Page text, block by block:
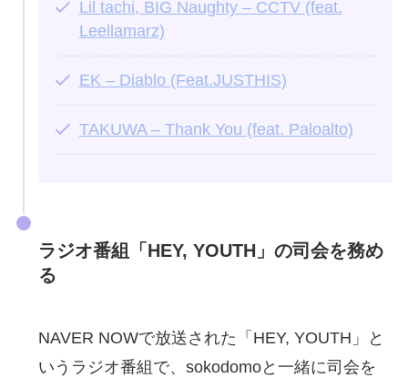
Lil tachi, BIG Naughty – CCTV (feat.
Leellamarz)
EK – Diablo (Feat.JUSTHIS)
TAKUWA – Thank You (feat. Paloalto)
ラジオ番組「HEY, YOUTH」の司会を務め
る
NAVER NOWで放送された「HEY, YOUTH」と
いうラジオ番組で、sokodomoと一緒に司会を